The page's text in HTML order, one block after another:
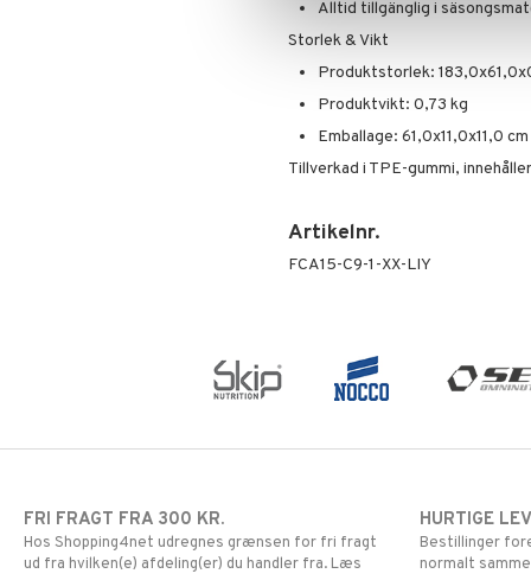
Alltid tillgänglig i
Storlek & Vikt
Produktstorlek:
Produktvikt: 0,73 kg
Emballage: 61,0x11,0x11,0 cm
Tillverkad i TPE-gummi,
Artikelnr.
FCA15-C9-1-XX-LIY
FRI FRAGT FRA 300 KR.
Hos Shopping4net udregnes grænsen for fri fragt
ud fra hvilken(e) afdeling(er) du handler fra. Læs
HURTIGE
Bestillinger
normalt